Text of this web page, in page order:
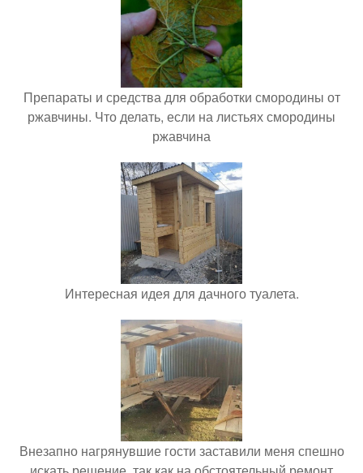
Препараты и средства для обработки смородины от
ржавчины. Что делать, если на листьях смородины
ржавчина
Интересная идея для дачного туалета.
Внезапно нагрянувшие гости заставили меня спешно